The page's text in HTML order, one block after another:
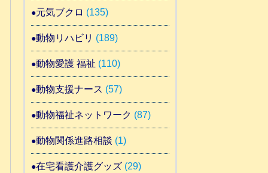
元気ブクロ (135)
動物リハビリ (189)
動物愛護 福祉 (110)
動物支援ナース (57)
動物福祉ネットワーク (87)
動物関係進路相談 (1)
在宅看護介護グッズ(29)